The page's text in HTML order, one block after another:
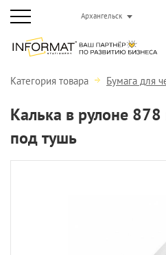
Архангельск
Категория товара Бумага для
Калька в рулоне
под тушь